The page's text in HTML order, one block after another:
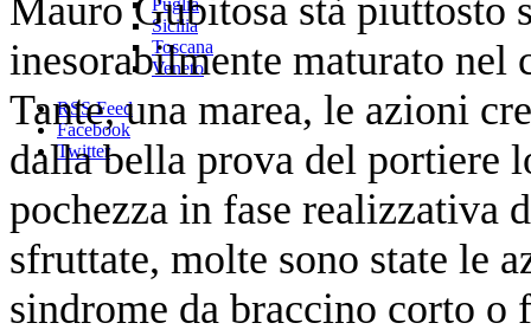
Puglia
Sicilia
Toscana
Veneto
RSS Feed
Facebook
Twitter
Mauro Gubitosa stà piuttosto
inesorabilmente maturato nel
Tante, una marea, le azioni
dalla bella prova del portiere
pochezza in fase realizzativa
sfruttate, molte sono state le
sindrome da braccino corto